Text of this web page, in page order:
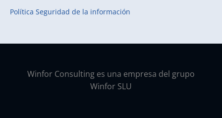
Política Seguridad de la información
Winfor Consulting es una empresa del grupo
Winfor SLU